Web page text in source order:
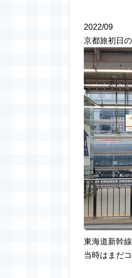
2022/09
京都旅初日の
東海道新幹
当時はまだ